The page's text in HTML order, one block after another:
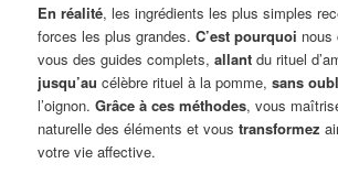
En réalité, les ingrédients les plus simples
forces les plus grandes.C’est pourquoi nous
vous des guides complets,allant du rituel
jusqu’au célèbre rituel à la pomme,sans
l’oignon.Grâce à ces méthodes, vous
naturelle des éléments et voustransformez
votre vie affective.